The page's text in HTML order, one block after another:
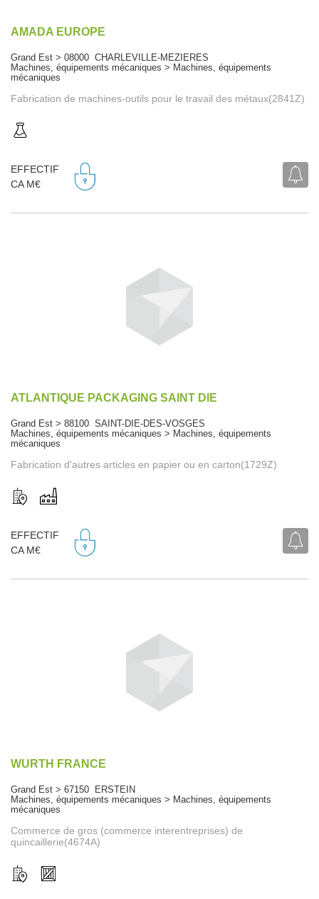
AMADA EUROPE
Grand Est > 08000 CHARLEVILLE-MEZIERES
Machines, équipements mécaniques > Machines, équipements
mécaniques
Fabrication de machines-outils pour le travail des métaux(2841Z)
EFFECTIF
CA M€
ATLANTIQUE PACKAGING SAINT DIE
Grand Est > 88100 SAINT-DIE-DES-VOSGES
Machines, équipements mécaniques > Machines, équipements
mécaniques
Fabrication d'autres articles en papier ou en carton(1729Z)
EFFECTIF
CA M€
WURTH FRANCE
Grand Est > 67150 ERSTEIN
Machines, équipements mécaniques > Machines, équipements
mécaniques
Commerce de gros (commerce interentreprises) de
quincaillerie(4674A)